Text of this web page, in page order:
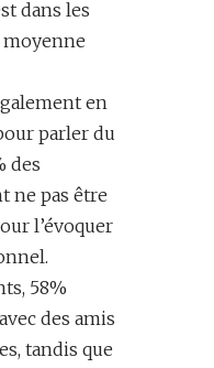
dans les
moyenne
en
parler du
des
ne pas être
l’évoquer
58%
des amis
tandis que